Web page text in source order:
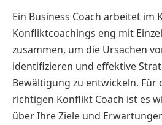
Ein Business Coach arbeitet im
Konfliktcoachings eng mit
zusammen, um die Ursachen
identifizieren und effektive
Bewältigung zu entwickeln. Für
richtigen Konflikt Coach ist es
über Ihre Ziele und